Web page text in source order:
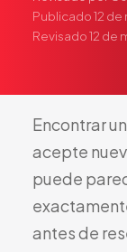
Medicina
Terapia IV
Pérdida
Terapia
Publicado12
Revisado12 de
Encontrarun
acepte
puede
antesde